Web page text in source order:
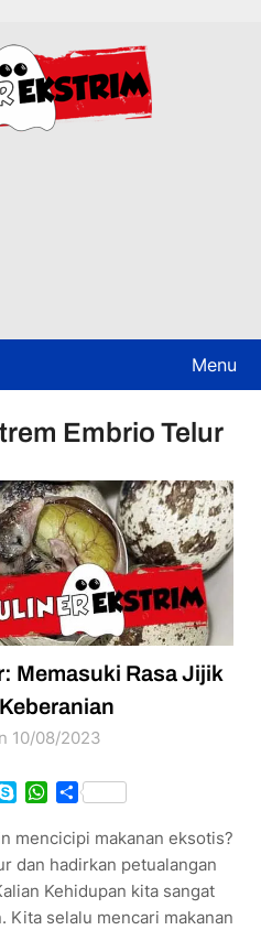
Menu
Embrio Telur
Memasuki Rasa Jijik
10/08/2023
SkypeWhatsApp
Share
mencicipi makanan eksotis?
dan hadirkan petualangan
Kehidupan kita sangat
Kita selalu mencari makanan